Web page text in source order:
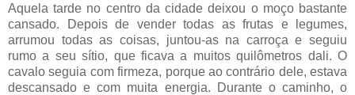
Aquela tarde no centro da cidade deixou o moço bastante
cansado. Depois de vender todas as frutas e legumes,
arrumou todas as coisas, juntou-as na carroça e seguiu
rumo a seu sítio, que ficava a muitos quilômetros dali. O
cavalo seguia com firmeza, porque ao contrário dele, estava
descansado e com muita energia. Durante o caminho, o